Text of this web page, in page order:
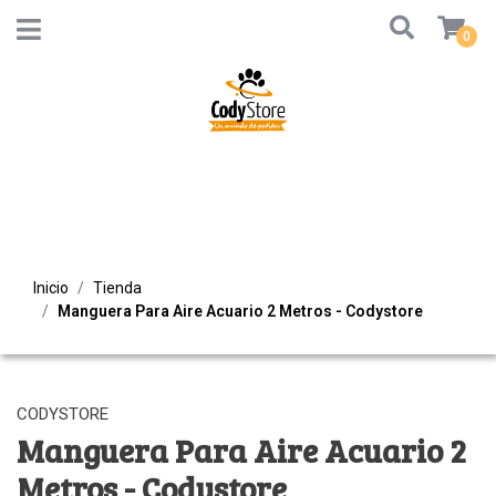
0
Inicio
Tienda
Manguera Para Aire Acuario 2 Metros - Codystore
CODYSTORE
Manguera Para Aire Acuario 2